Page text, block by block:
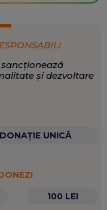
și dezvoltare
DONAȚIE UNICĂ
100 LEI